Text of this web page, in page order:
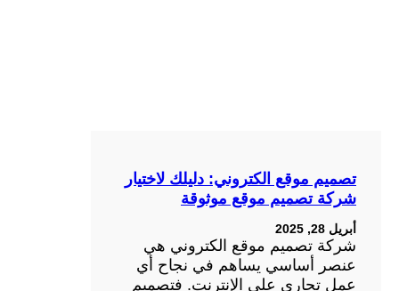
تصميم موقع الكتروني: دليلك لاختيار
شركة تصميم موقع موثوقة
أبريل 28, 2025
شركة تصميم موقع الكتروني هي
عنصر أساسي يساهم في نجاح أي
عمل تجاري على الإنترنت. فتصميم